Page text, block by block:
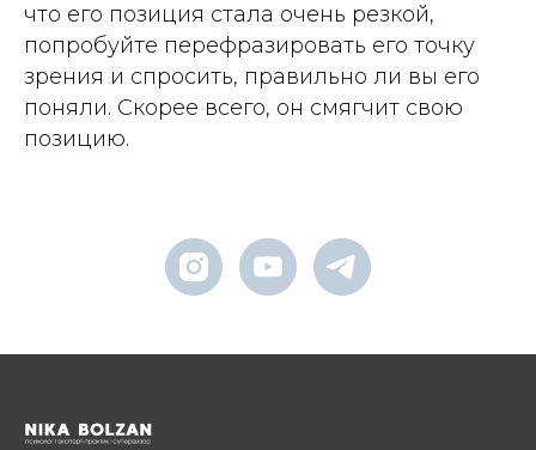
что его позиция стала очень резкой,
попробуйте перефразировать его точку
зрения и спросить, правильно ли вы его
поняли. Скорее всего, он смягчит свою
позицию.